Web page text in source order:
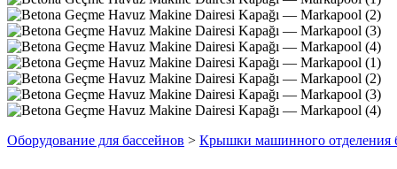
Оборудование для бассейнов > Крышки машинного отделения